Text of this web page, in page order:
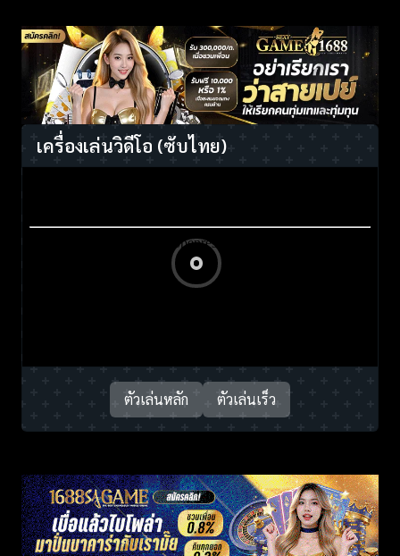
เครื่องเล่นวิดีโอ (ซับไทย)
ตัวเล่นหลัก ตัวเล่นเร็ว